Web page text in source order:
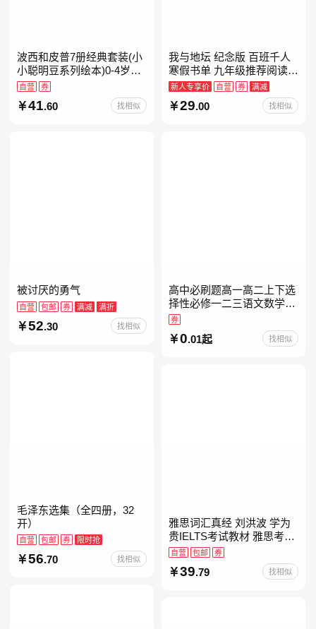
波西和皮普7册经典套装(小
小聪明豆系列绘本)0-4岁低
幼启蒙情绪管理习惯养成绘
本，引导宝宝认识接纳情绪
培养好品质，发现快
自营 券
41 .60 找相似
我与地坛 纪念版 百班千人
寒假书单 九年级推荐阅读
当当自营
新人专享价 自营 券 满减
29.00 找相似
被讨厌的勇气
自营 包邮 券 满减 满折
52.30 找相似
高中必刷题高一高二上下选
择性必修一二三语文数学英
语物理化学生物政治历史地
理人教版同步练习册狂k重
点教辅资料
券
0.01起 找相似
毛泽东选集（全四册，32
开）
自营 包邮 券 限时抢
56.70 找相似
雅思词汇真经 刘洪波 学为
贵IELTS考试教材 雅思考试
资料单词书核心词汇书
自营 包邮 券
39.79 找相似